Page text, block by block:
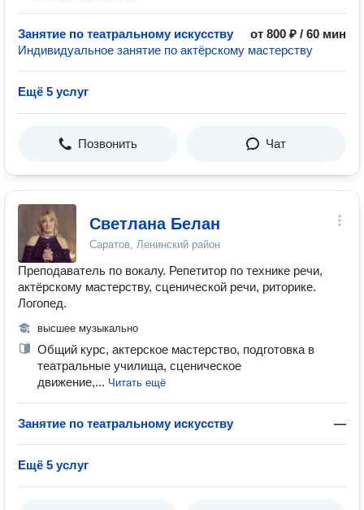
Занятие по театральному искусству
от 800 ₽ / 60 мин
Индивидуальное занятие по актёрскому мастерству
Ещё 5 услуг
Позвонить Чат
Светлана Белан
Саратов, Ленинский район
Преподаватель по вокалу. Репетитор по технике речи,
актёрскому мастерству, сценической речи, риторике.
Логопед.
высшее музыкально
Общий курс, актерское мастерство, подготовка в
театральные училища, сценическое
движение,... Читать ещё
Занятие по театральному искусству —
Ещё 5 услуг